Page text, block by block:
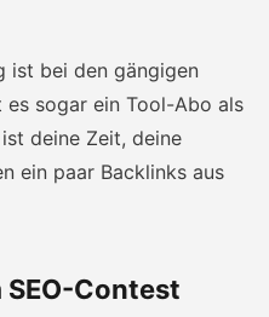
ist bei den gängigen
sogar ein Tool-Abo als
deine Zeit, deine
ein paar Backlinks aus
SEO-Contest